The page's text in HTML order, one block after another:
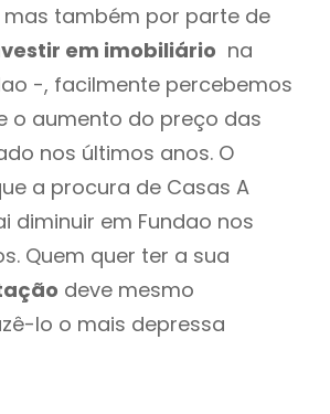
mas também por parte de
em imobiliário na
-, facilmente percebemos
o aumento do preço das
nos últimos anos. O
a procura de Casas A
diminuir em Fundao nos
Quem quer ter a sua
deve mesmo
lo o mais depressa